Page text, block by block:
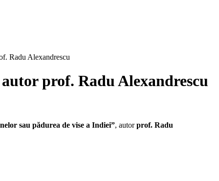
Radu Alexandrescu
prof. Radu Alexandrescu
sau pădurea de vise a Indiei”, autorprof. Radu